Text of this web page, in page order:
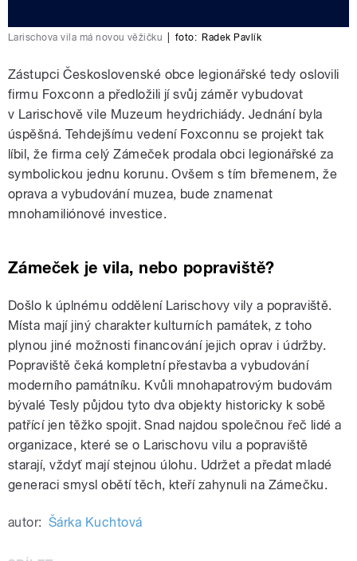
Larischova vila má novou věžičku foto: Radek Pavlík
Zástupci Československé obce legionářské tedy oslovili
firmu Foxconn a předložili jí svůj záměr vybudovat
v Larischově vile Muzeum heydrichiády. Jednání byla
úspěšná. Tehdejšímu vedení Foxconnu se projekt tak
líbil, že firma celý Zámeček prodala obci legionářské za
symbolickou jednu korunu. Ovšem s tím břemenem, že
oprava a vybudování muzea, bude znamenat
mnohamiliónové investice.
Zámeček je vila, nebo popraviště?
Došlo k úplnému oddělení Larischovy vily a popraviště.
Místa mají jiný charakter kulturních památek, z toho
plynou jiné možnosti financování jejich oprav i údržby.
Popraviště čeká kompletní přestavba a vybudování
moderního památníku. Kvůli mnohapatrovým budovám
bývalé Tesly půjdou tyto dva objekty historicky k sobě
patřící jen těžko spojit. Snad najdou společnou řeč lidé a
organizace, které se o Larischovu vilu a popraviště
starají, vždyť mají stejnou úlohu. Udržet a předat mladé
generaci smysl obětí těch, kteří zahynuli na Zámečku.
autor: Šárka Kuchtová